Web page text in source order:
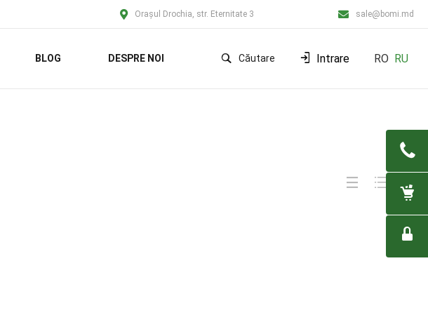
Orașul Drochia, str. Eternitate 3 sale@bomi.md
BLOG DESPRE NOI Căutare Intrare RO RU